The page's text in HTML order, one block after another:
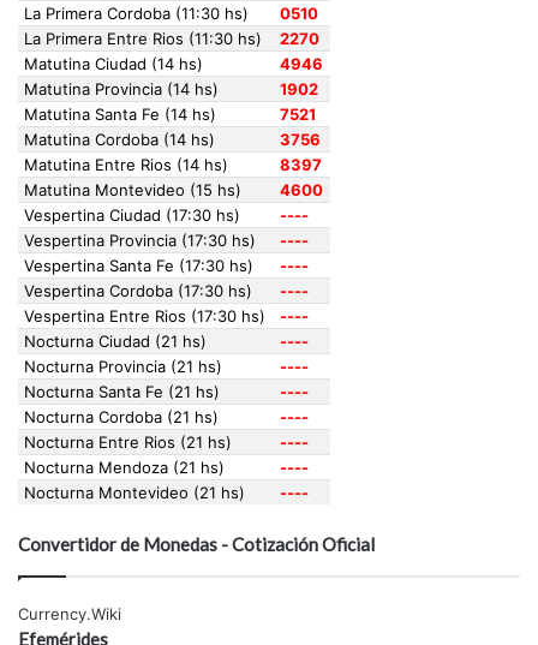
Convertidor de Monedas - Cotización Oficial
Currency.Wiki
Efemérides